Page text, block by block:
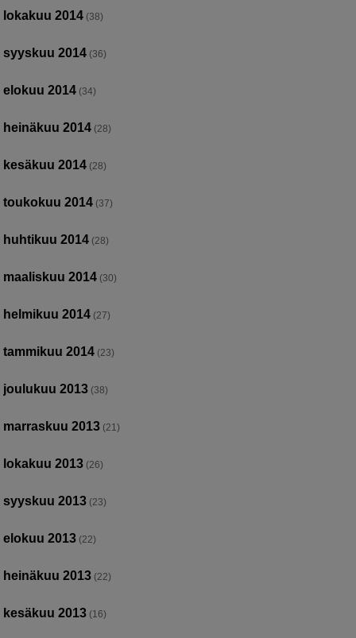
lokakuu 2014 (38)
syyskuu 2014 (36)
elokuu 2014 (34)
heinäkuu 2014 (28)
kesäkuu 2014 (28)
toukokuu 2014 (37)
huhtikuu 2014 (28)
maaliskuu 2014 (30)
helmikuu 2014 (27)
tammikuu 2014 (23)
joulukuu 2013 (38)
marraskuu 2013 (21)
lokakuu 2013 (26)
syyskuu 2013 (23)
elokuu 2013 (22)
heinäkuu 2013 (22)
kesäkuu 2013 (16)